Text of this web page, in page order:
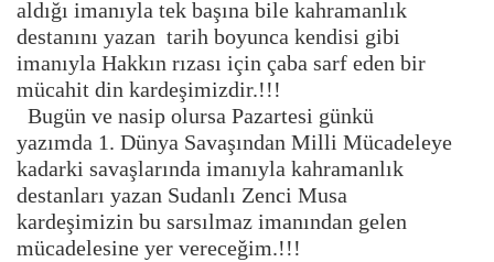
aldığı imanıyla tek başına bile kahramanlık
destanını yazan tarih boyunca kendisi gibi
imanıyla Hakkın rızası için çaba sarf eden bir
mücahit din kardeşimizdir.!!!
Bugün ve nasip olursa Pazartesi günkü
yazımda 1. Dünya Savaşından Milli Mücadeleye
kadarki savaşlarında imanıyla kahramanlık
destanları yazan Sudanlı Zenci Musa
kardeşimizin bu sarsılmaz imanından gelen
mücadelesine yer vereceğim.!!!